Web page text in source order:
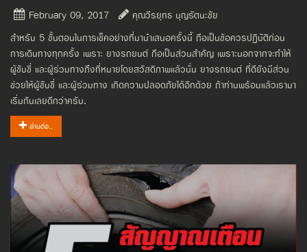
February 09, 2017
คุณวีรยุทธ บุญรัตนะชัย
สำหรับ 5 ขั้นตอนในการเช็คอย่างที่มานำเสนอครั้งนี้ ถือเป็นข้อควรปฏิบัติก่อน
การเดินทางทุกครั้ง เพราะ ยางรถยนต์ ถือเป็นส่วนสำคัญ เพราะนอกจากจะทำให้
ผู้ขับขี่ และผู้ร่วมทางถึงที่หมายโดยสวัสดิภาพแล้วนั่น ยางรถยนต์ ที่ดียังมีส่วน
ช่วยให้ผู้ขับขี่ และผู้ร่วมทาง เกิดความปลอดภัยได้อีกด้วย ถ้าท่านพร้อมแล้วเรามา
เริ่มกันเลยดีกว่าครับ.
อ่านต่อ..